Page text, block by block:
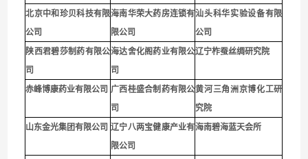
北京中和珍贝科技有限
公司
海南华荣大药房连锁有
限公司
汕头科华实验设备有限
公司
陕西君碧莎制药有限公
司
海达舍化阁药业有限公
司
辽宁柞蚕丝绸研究院
赤峰博康药业有限公司 广西桂盛合制药有限公
司
黄河三角洲京博化工研
究院
山东金光集团有限公司 辽宁八两宝健康产业有
限公司
海南碧海蓝天会所